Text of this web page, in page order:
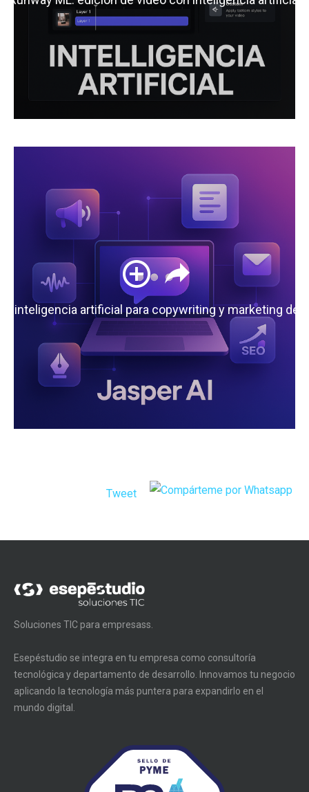
la inteligencia artificial para copywriting y marketing de
Tweet
Soluciones TIC para empresass.
Esepéstudio se integra en tu empresa como consultoría
tecnológica y departamento de desarrollo. Innovamos tu negocio
aplicando la tecnología más puntera para expandirlo en el
mundo digital.